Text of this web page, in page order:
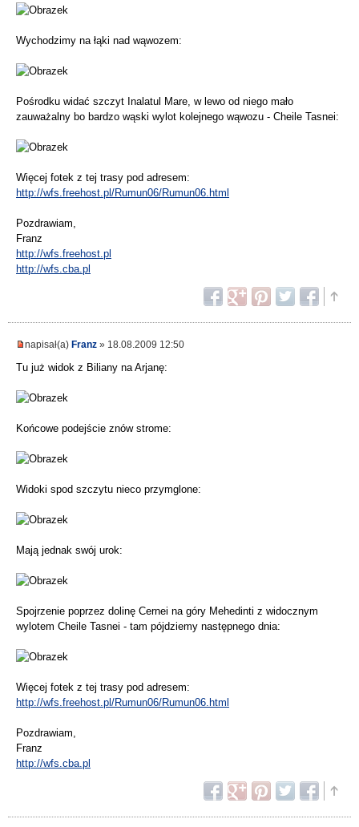
Wychodzimy na łąki nad wąwozem:
Pośrodku widać szczyt Inalatul Mare, w lewo od niego mało
zauważalny bo bardzo wąski wylot kolejnego wąwozu - Cheile Tasnei:
Więcej fotek z tej trasy pod adresem:
http://wfs.freehost.pl/Rumun06/Rumun06.html
Pozdrawiam,
Franz
http://wfs.freehost.pl
http://wfs.cba.pl
napisał(a) Franz » 18.08.2009 12:50
Tu już widok z Biliany na Arjanę:
Końcowe podejście znów strome:
Widoki spod szczytu nieco przymglone:
Mają jednak swój urok:
Spojrzenie poprzez dolinę Cernei na góry Mehedinti z widocznym
wylotem Cheile Tasnei - tam pójdziemy następnego dnia:
Więcej fotek z tej trasy pod adresem:
http://wfs.freehost.pl/Rumun06/Rumun06.html
Pozdrawiam,
Franz
http://wfs.cba.pl